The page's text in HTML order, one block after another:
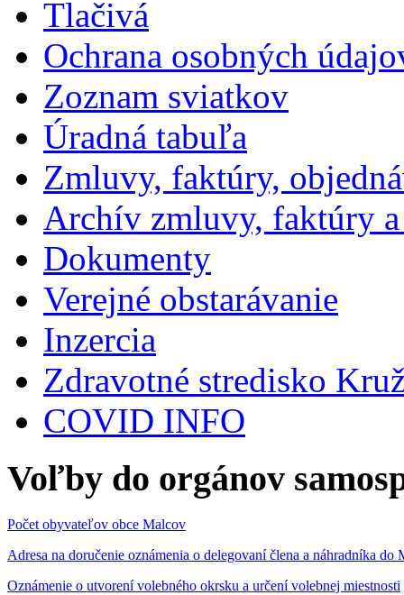
Tlačivá
Ochrana osobných
Zoznam sviatkov
Úradná tabuľa
Zmluvy, faktúry,
Archív zmluvy, faktúry
Dokumenty
Verejné obstarávanie
Inzercia
Zdravotné stredisko
COVID INFO
Voľby do orgánov
Počet obyvateľov obce Malcov
Adresa na doručenie oznámenia o delegovaní člena a náhradníka
Oznámenie o utvorení volebného okrsku a určení volebnej miestnosti